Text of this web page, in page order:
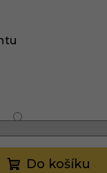
Do košíku